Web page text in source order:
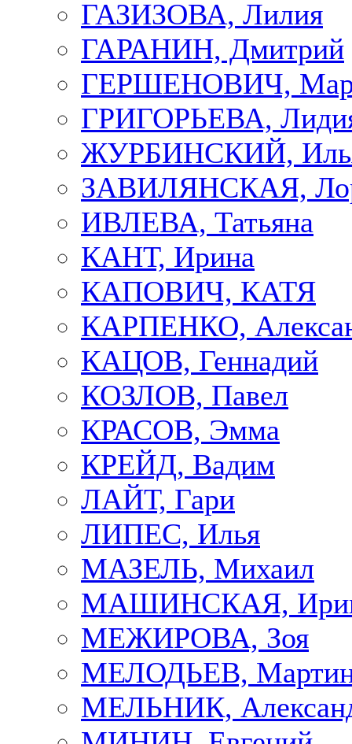
ГАЗИЗОВА, Лилия
ГАРАНИН, Дмитрий
ГЕРШЕНОВИЧ,
ГРИГОРЬЕВА,
ЖУРБИНСКИЙ,
ЗАВИЛЯНСКАЯ,
ИВЛЕВА, Татьяна
КАНТ, Ирина
КАПОВИЧ, КАТЯ
КАРПЕНКО,
КАЦОВ, Геннадий
КОЗЛОВ, Павел
КРАСОВ, Эмма
КРЕЙД, Вадим
ЛАЙТ, Гари
ЛИПЕС, Илья
МАЗЕЛЬ, Михаил
МАШИНСКАЯ,
МЕЖИРОВА, Зоя
МЕЛОДЬЕВ,
МЕЛЬНИК,